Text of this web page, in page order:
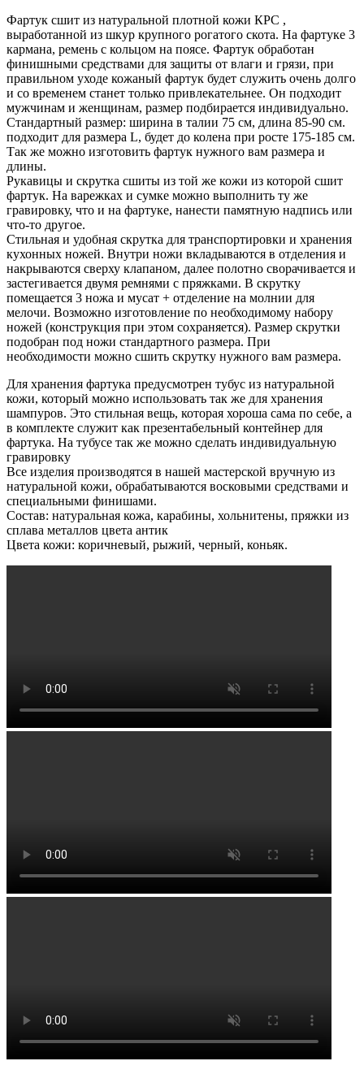
Фартук сшит из натуральной плотной кожи КРС ,
выработанной из шкур крупного рогатого скота. На фартуке 3
кармана, ремень с кольцом на поясе. Фартук обработан
финишными средствами для защиты от влаги и грязи, при
правильном уходе кожаный фартук будет служить очень долго
и со временем станет только привлекательнее. Он подходит
мужчинам и женщинам, размер подбирается индивидуально.
Стандартный размер: ширина в талии 75 см, длина 85-90 см.
подходит для размера L, будет до колена при росте 175-185 см.
Так же можно изготовить фартук нужного вам размера и
длины.
Рукавицы и скрутка сшиты из той же кожи из которой сшит
фартук. На варежках и сумке можно выполнить ту же
гравировку, что и на фартуке, нанести памятную надпись или
что-то другое.
Стильная и удобная скрутка для транспортировки и хранения
кухонных ножей. Внутри ножи вкладываются в отделения и
накрываются сверху клапаном, далее полотно сворачивается и
застегивается двумя ремнями с пряжками. В скрутку
помещается 3 ножа и мусат + отделение на молнии для
мелочи. Возможно изготовление по необходимому набору
ножей (конструкция при этом сохраняется). Размер скрутки
подобран под ножи стандартного размера. При
необходимости можно сшить скрутку нужного вам размера.
Для хранения фартука предусмотрен тубус из натуральной
кожи, который можно использовать так же для хранения
шампуров. Это стильная вещь, которая хороша сама по себе, а
в комплекте служит как презентабельный контейнер для
фартука. На тубусе так же можно сделать индивидуальную
гравировку
Все изделия производятся в нашей мастерской вручную из
натуральной кожи, обрабатываются восковыми средствами и
специальными финишами.
Состав: натуральная кожа, карабины, хольнитены, пряжки из
сплава металлов цвета антик
Цвета кожи: коричневый, рыжий, черный, коньяк.